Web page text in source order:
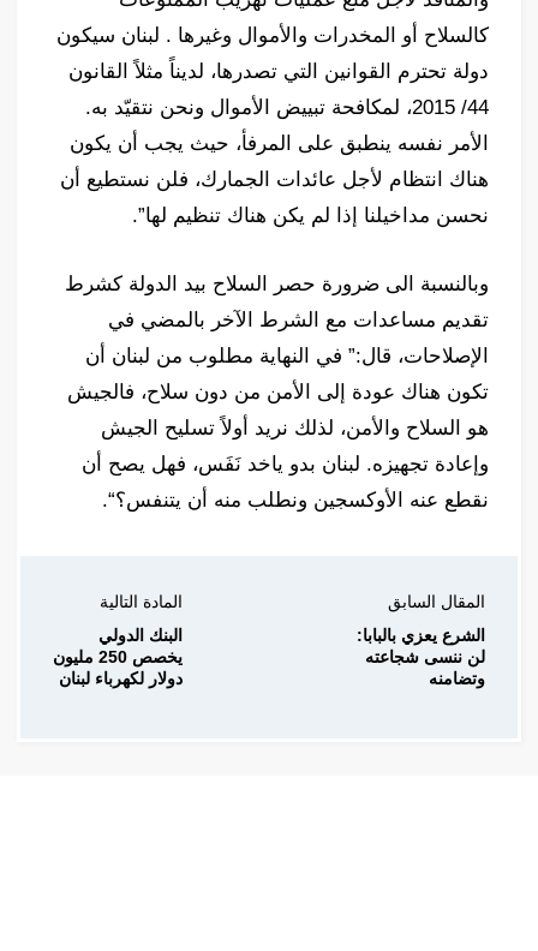
كالسلاح أو المخدرات والأموال وغيرها . لبنان سيكون
دولة تحترم القوانين التي تصدرها، لديناً مثلاً القانون
44/ 2015، لمكافحة تبييض الأموال ونحن نتقيّد به.
الأمر نفسه ينطبق على المرفأ، حيث يجب أن يكون
هناك انتظام لأجل عائدات الجمارك، فلن نستطيع أن
نحسن مداخيلنا إذا لم يكن هناك تنظيم لها”.
وبالنسبة الى ضرورة حصر السلاح بيد الدولة كشرط
تقديم مساعدات مع الشرط الآخر بالمضي في
الإصلاحات، قال:” في النهاية مطلوب من لبنان أن
تكون هناك عودة إلى الأمن من دون سلاح، فالجيش
هو السلاح والأمن، لذلك نريد أولاً تسليح الجيش
وإعادة تجهيزه. لبنان بدو ياخد نَفَس، فهل يصح أن
نقطع عنه الأوكسجين ونطلب منه أن يتنفس؟“.
المقال السابق
الشرع يعزي بالبابا:
لن ننسى شجاعته
وتضامنه
المادة التالية
البنك الدولي
يخصص 250 مليون
دولار لكهرباء لبنان